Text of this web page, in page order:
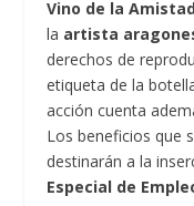
Vino de la
la artista
derechos de
etiqueta de la
acción cuenta
Los beneficios que
destinarán a la
Especial de